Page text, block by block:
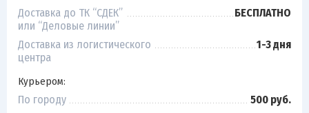
Доставка до ТК “СДЕК”
или “Деловые линии”
БЕСПЛАТНО
Доставка из логистического
центра
1-3 дня
Курьером:
По городу
500 руб.